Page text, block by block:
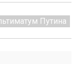
Путина